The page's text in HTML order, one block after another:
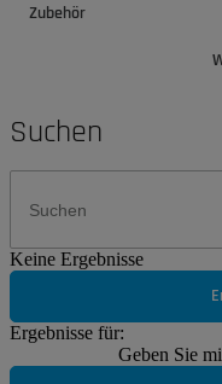
Zubehör
Suchen
Keine Ergebnisse
Ergebnisse für:
Geben Sie